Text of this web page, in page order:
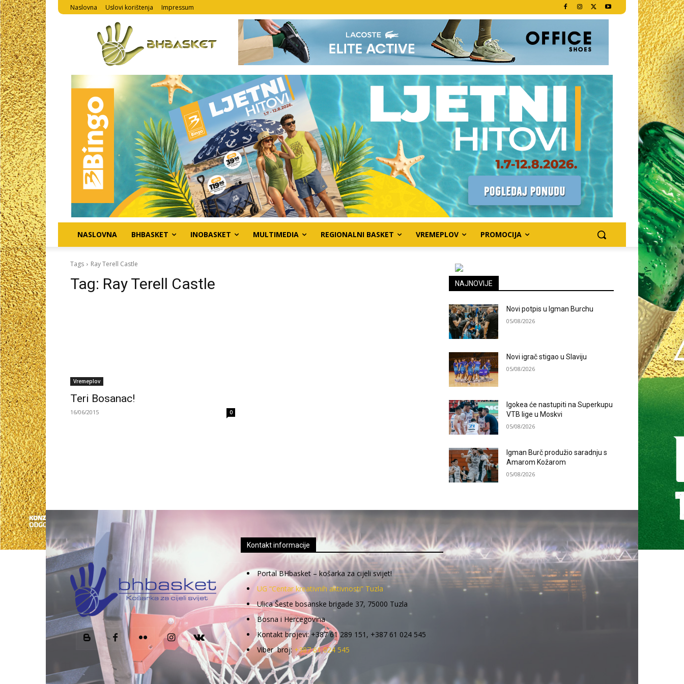
Naslovna Uslovi korištenja Impressum
NASLOVNA BHBASKET INOBASKET MULTIMEDIA REGIONALNI BASKET VREMEPLOV PROMOCIJA
Tags Ray Terell Castle
Tag: Ray Terell Castle
Vremeplov
Teri Bosanac!
16/06/2015 0
NAJNOVIJE
Novi potpis u Igman Burchu
05/08/2026
Novi igrač stigao u Slaviju
05/08/2026
Igokea će nastupiti na Superkupu
VTB lige u Moskvi
05/08/2026
Igman Burč produžio saradnju s
Amarom Kožarom
05/08/2026
Kontakt informacije
Portal BHbasket – košarka za cijeli svijet!
UG “Centar kreativnih aktivnosti” Tuzla
Ulica Šeste bosanske brigade 37, 75000 Tuzla
Bosna i Hercegovina
Kontakt brojevi: +387 61 289 151, +387 61 024 545
Viber broj: +387 61 024 545